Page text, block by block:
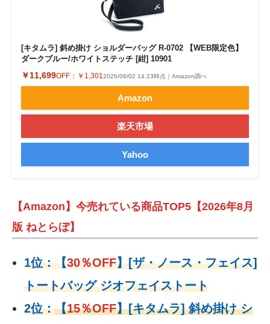
[キタムラ] 斜め掛け ショルダーバッグ R-0702 【WEB限定色】
ダークブルー/ホワイトステッチ [紺] 10901
￥11,699OFF： ￥1,3012026/06/02 14:23時点｜Amazon調べ
Amazon
楽天市場
Yahoo
【Amazon】今売れている商品TOP5【2026年8月
版 ねとらぼ】
1位：【30％OFF】[ザ・ノース・フェイス]
トートバッグ ジオフェイストート
2位：【15％OFF】[キタムラ] 斜め掛け シ